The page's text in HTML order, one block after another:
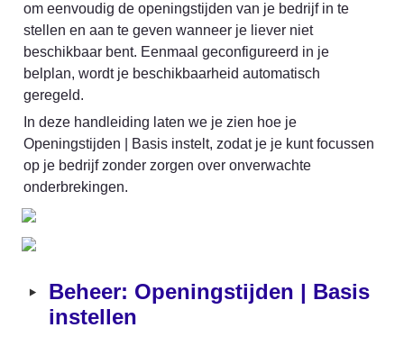
om eenvoudig de openingstijden van je bedrijf in te
stellen en aan te geven wanneer je liever niet
beschikbaar bent. Eenmaal geconfigureerd in je
belplan, wordt je beschikbaarheid automatisch
geregeld.
In deze handleiding laten we je zien hoe je
Openingstijden | Basis instelt, zodat je je kunt focussen
op je bedrijf zonder zorgen over onverwachte
onderbrekingen.
‣ Beheer: Openingstijden | Basis
instellen